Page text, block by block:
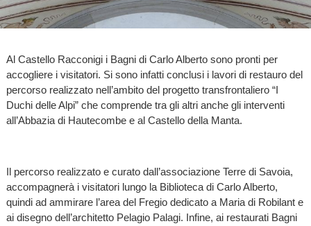
Al Castello Racconigi i Bagni di Carlo Alberto sono pronti per
accogliere i visitatori. Si sono infatti conclusi i lavori di restauro del
percorso realizzato nell’ambito del progetto transfrontaliero “I
Duchi delle Alpi” che comprende tra gli altri anche gli interventi
all’Abbazia di Hautecombe e al Castello della Manta.
Il percorso realizzato e curato dall’associazione Terre di Savoia,
accompagnerà i visitatori lungo la Biblioteca di Carlo Alberto,
quindi ad ammirare l’area del Fregio dedicato a Maria di Robilant e
ai disegno dell’architetto Pelagio Palagi. Infine, ai restaurati Bagni